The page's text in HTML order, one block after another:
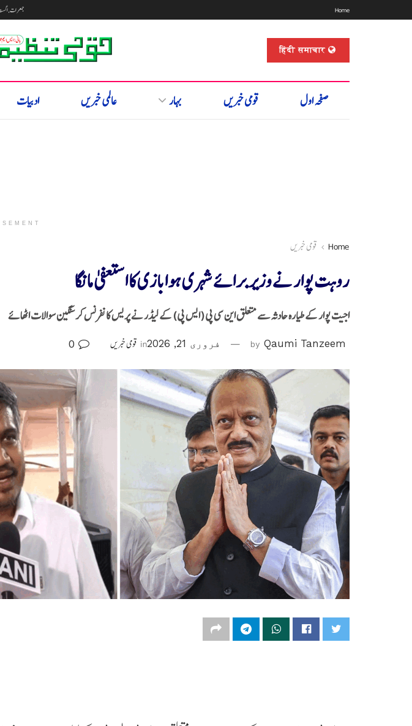
Home جمعرات, اگست 6,
हिंदी समाचार
صفحہ اول قومی خبریں بہار عالمی خبریں ادبیات
Home قومی خبریں
روہت پوار نے وزیر برائے شہری ہوابازی کا استعفیٰ مانگا
اجیت پوار کے طیارہ حادثہ سے متعلق این سی پی (ایس پی) کے لیڈر نے پریس کانفرنس کر سنگین سوالات اٹھائے
by Qaumi Tanzeem فروری 21, 2026 in قومی خبریں